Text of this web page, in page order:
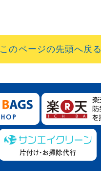
このページの先頭へ戻る